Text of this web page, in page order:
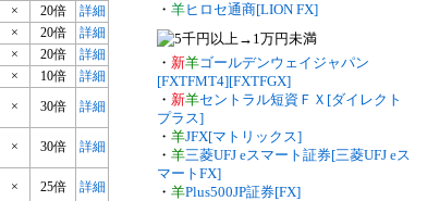
× 20倍
詳細
× 20倍
詳細
× 20倍
詳細
× 10倍
詳細
× 30倍 詳細
× 30倍 詳細
× 25倍 詳細
・ 羊ヒロセ通商[LION FX]
・ 新羊ゴールデンウェイジャパン
[FXTFMT4][FXTFGX]
・ 新羊セントラル短資ＦＸ[ダイレクト
プラス]
・ 羊JFX[マトリックス]
・ 羊三菱UFJ eスマート証券[三菱UFJ eス
マートFX]
・ 羊Plus500JP証券[FX]